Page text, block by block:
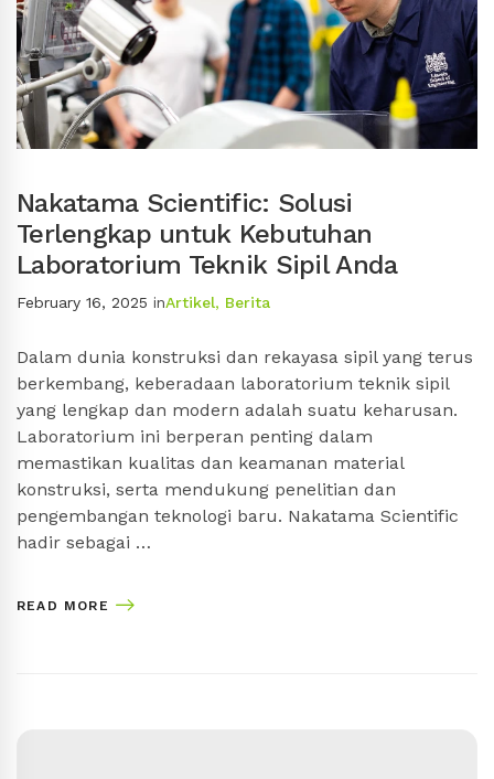
Nakatama Scientific: Solusi
Terlengkap untuk Kebutuhan
Laboratorium Teknik Sipil Anda
February 16, 2025 inArtikel, Berita
Dalam dunia konstruksi dan rekayasa sipil yang terus
berkembang, keberadaan laboratorium teknik sipil
yang lengkap dan modern adalah suatu keharusan.
Laboratorium ini berperan penting dalam
memastikan kualitas dan keamanan material
konstruksi, serta mendukung penelitian dan
pengembangan teknologi baru. Nakatama Scientific
hadir sebagai …
READ MORE